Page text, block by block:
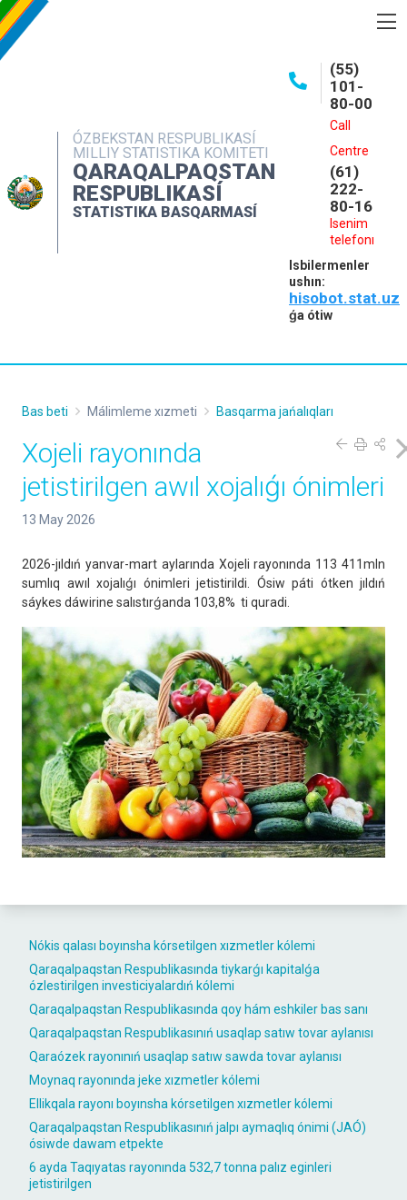
ÓZBEKSTAN RESPUBLIKASÍ
MILLIY STATISTIKA KOMITETI
QARAQALPAQSTAN
RESPUBLIKASÍ
STATISTIKA BASQARMASÍ
(55)
101-
80-00
Call
Centre
(61)
222-
80-16
Isenim
telefonı
Isbilermenler
ushın:
hisobot.stat.uz
ǵa ótiw
INTERAKTIV XIZMETLER
MÁLIMLEME XIZMETI
MÚRÁJAATLAR
Nókis qalası boyınsha kórsetilgen xızmetler kólemi
Qaraqalpaqstan Respublikasında tiykarǵı kapitalǵa
ózlestirilgen investiciyalardıń kólemi
Qaraqalpaqstan Respublikasında qoy hám eshkiler bas sanı
Qaraqalpaqstan Respublikasınıń usaqlap satıw tovar aylanısı
Qaraózek rayonınıń usaqlap satıw sawda tovar aylanısı
Moynaq rayonında jeke xızmetler kólemi
Ellikqala rayonı boyınsha kórsetilgen xızmetler kólemi
Qaraqalpaqstan Respublikasınıń jalpı aymaqlıq ónimi (JAÓ)
ósiwde dawam etpekte
6 ayda Taqıyatas rayonında 532,7 tonna palız eginleri
jetistirilgen
Bas beti Málimleme xızmeti Basqarma jańalıqları
Xojeli rayonında
jetistirilgen awıl xojalıǵı ónimleri
13 May 2026
2026-jıldıń yanvar-mart aylarında Xojeli rayonında 113 411mln
sumlıq awıl xojalıǵı ónimleri jetistirildi. Ósiw páti ótken jıldıń
sáykes dáwirine salıstırǵanda 103,8% ti quradi.